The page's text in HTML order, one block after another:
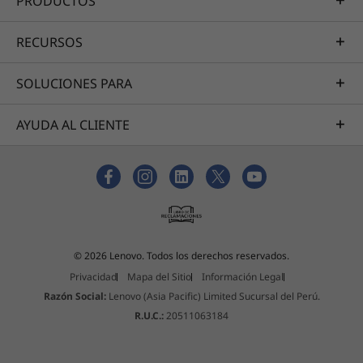
Pantalla más ancha, sonido más nítido,
instantáneo
bisel estrecho de tres lados, colores vivos y
tecnología táctil opcional para arrastrar los
archivos cómodamente. Además, los altavoces
mismos no son de carácter contractual y varían según el modelo elegido.
RECURSOS
SOLUCIONES PARA
AYUDA AL CLIENTE
© 2026 Lenovo. Todos los derechos reservados.
Privacidad
Mapa del Sitio
Información Legal
Razón Social:Lenovo (Asia Pacific) Limited Sucursal del Perú.
R.U.C.:20511063184